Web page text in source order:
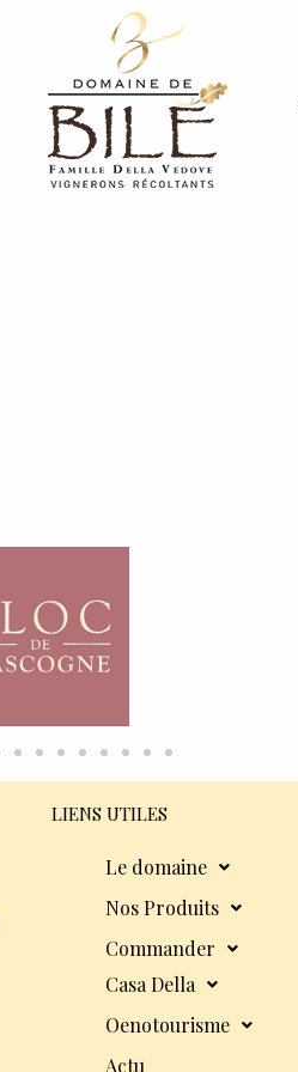
LIENS UTILES
Le domaine
Nos Produits
Commander
Casa Della
Oenotourisme
Actu